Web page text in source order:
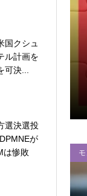
国クシュ
ル計画を
決...
選決選投
が
は惨敗